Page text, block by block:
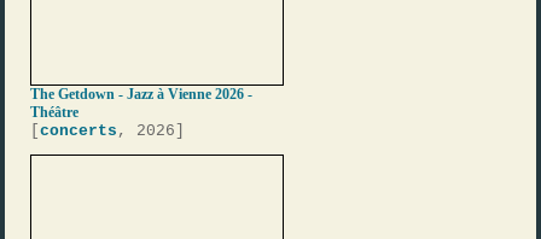
The Getdown - Jazz à Vienne 2026 -
Théâtre
[concerts , 2026]